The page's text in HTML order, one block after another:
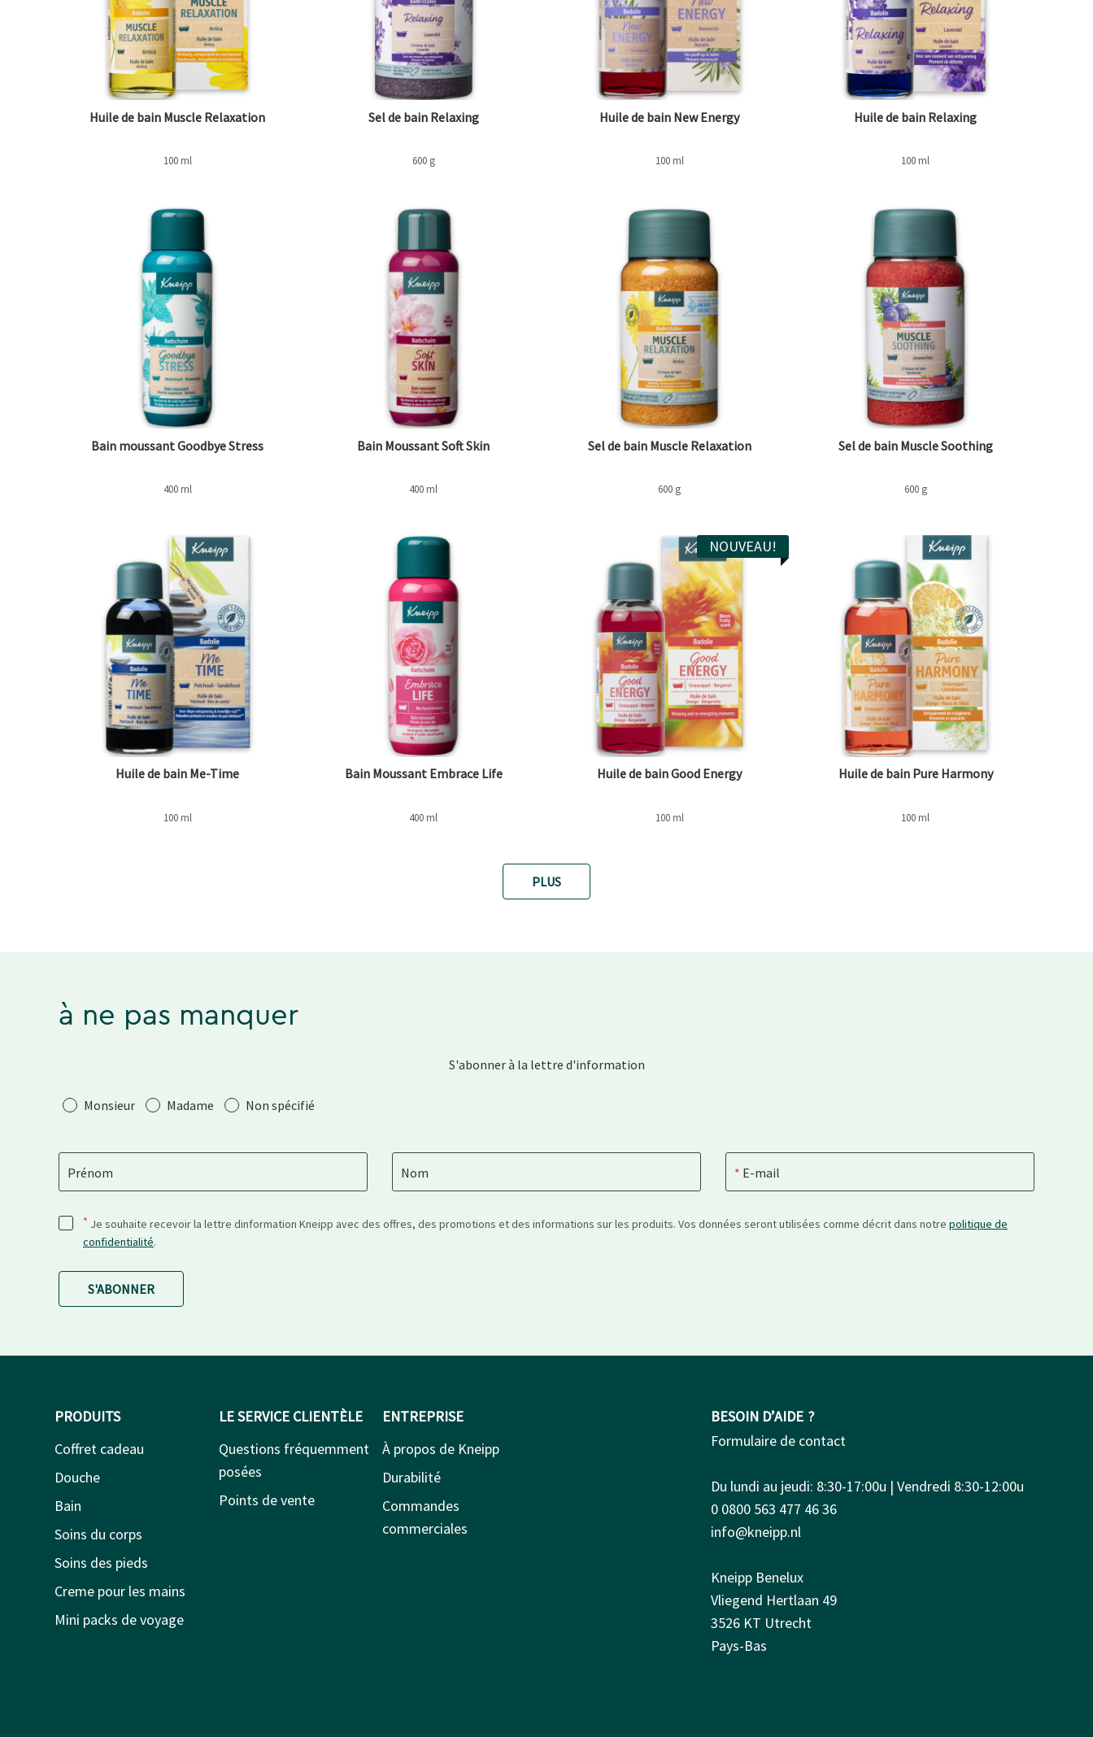
Huile de bain Muscle Relaxation
100 ml
Sel de bain Relaxing
600 g
Huile de bain New Energy
100 ml
Huile de bain Relaxing
100 ml
Bain moussant Goodbye Stress
400 ml
Bain Moussant Soft Skin
400 ml
Sel de bain Muscle Relaxation
600 g
Sel de bain Muscle Soothing
600 g
Huile de bain Me-Time
100 ml
Bain Moussant Embrace Life
400 ml
NOUVEAU!
Huile de bain Good Energy
100 ml
Huile de bain Pure Harmony
100 ml
PLUS
à ne pas manquer
S'abonner à la lettre d'information
Salutation
Monsieur Madame Non spécifié
Prénom Nom E-mail
* Je souhaite recevoir la lettre dinformation Kneipp avec des offres, des promotions et des informations sur les produits. Vos données seront utilisées comme décrit dans notre politique de
confidentialité.
S'ABONNER
PRODUITS
Coffret cadeau
Douche
Bain
Soins du corps
Soins des pieds
Creme pour les mains
Mini packs de voyage
LE SERVICE CLIENTÈLE
Questions fréquemment
posées
Points de vente
ENTREPRISE
À propos de Kneipp
Durabilité
Commandes
commerciales
BESOIN D’AIDE ?
Formulaire de contact
Du lundi au jeudi: 8:30-17:00u | Vendredi 8:30-12:00u
0 0800 563 477 46 36
info@kneipp.nl
Kneipp Benelux
Vliegend Hertlaan 49
3526 KT Utrecht
Pays-Bas